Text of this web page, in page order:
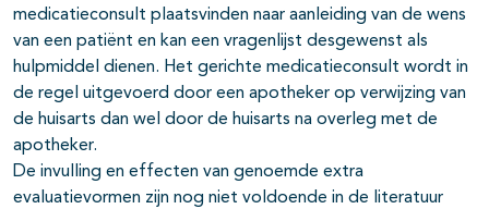
medicatieconsult plaatsvinden naar aanleiding van de wens
van een patiënt en kan een vragenlijst desgewenst als
hulpmiddel dienen. Het gerichte medicatieconsult wordt in
de regel uitgevoerd door een apotheker op verwijzing van
de huisarts dan wel door de huisarts na overleg met de
apotheker.
De invulling en effecten van genoemde extra
evaluatievormen zijn nog niet voldoende in de literatuur